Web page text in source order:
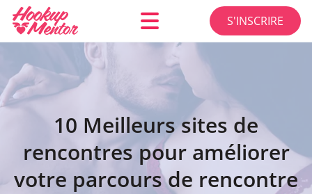
S'INSCRIRE
10 Meilleurs sites de
rencontres pour améliorer
votre parcours de rencontre